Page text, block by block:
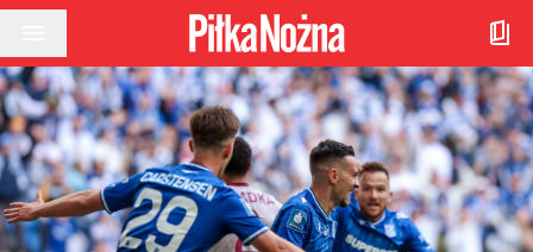
Przejdź do treści